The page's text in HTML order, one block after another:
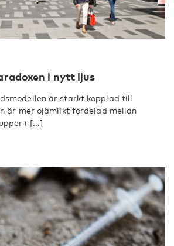
i nytt ljus
är starkt kopplad till
är mer ojämlikt fördelad mellan
i [...]